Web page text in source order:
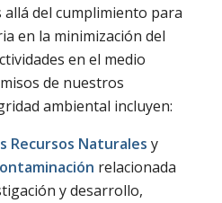
del cumplimiento para
en la minimización del
en el medio
de nuestros
ambiental incluyen:
Recursos Naturales y
relacionada
y desarrollo,